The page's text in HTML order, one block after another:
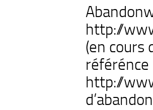
http://
(en cours
référénce
http://